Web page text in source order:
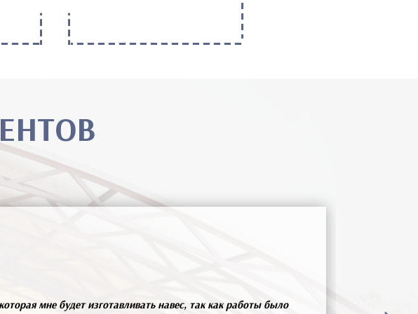
мне будет изготавливать навес, так как работы было